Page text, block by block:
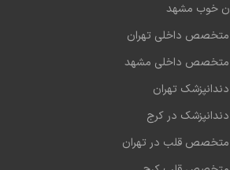
خوب مشهد
متخصص داخلی تهران
متخصص داخلی مشهد
تهران
در کرج
متخصص قلب در تهران